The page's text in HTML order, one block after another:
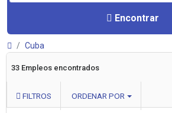
Encontrar
Cuba
33 Empleos encontrados
FILTROS ORDENAR POR